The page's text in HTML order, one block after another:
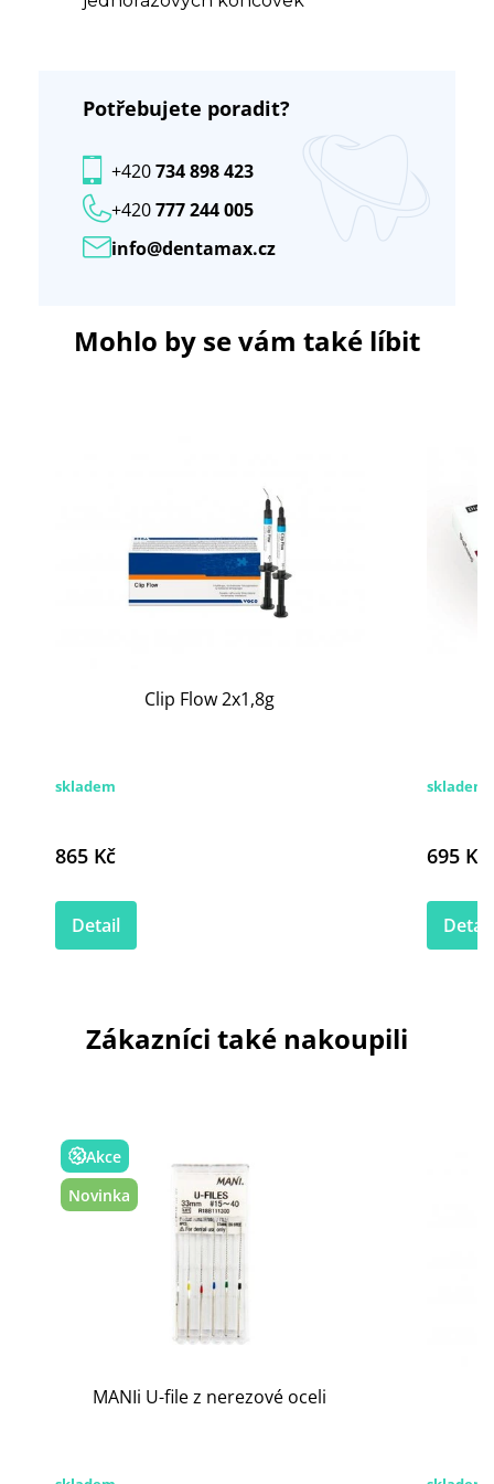
Potřebujete poradit?
info@dentamax.cz
+420777 244 005
+420734 898 423
Mohlo by se vám také líbit
Clip Flow 2x1,8g
skladem
865 Kč
Detail
skladem
695 Kč
Detail
Zákazníci také nakoupili
Akce
Novinka
MANIi U-file z nerezové oceli